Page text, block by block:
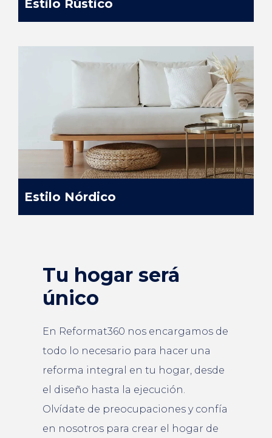
Estilo Rústico
Estilo Nórdico
Tu hogar será
único
En Reformat360 nos encargamos de
todo lo necesario para hacer una
reforma integral en tu hogar, desde
el diseño hasta la ejecución.
Olvídate de preocupaciones y confía
en nosotros para crear el hogar de